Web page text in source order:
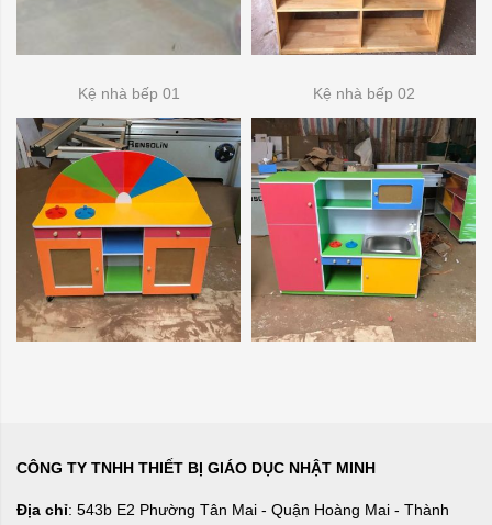
Kệ nhà bếp 01 Kệ nhà bếp 02
CÔNG TY TNHH THIẾT BỊ GIÁO DỤC NHẬT MINH
Địa chỉ: 543b E2 Phường Tân Mai - Quận Hoàng Mai - Thành